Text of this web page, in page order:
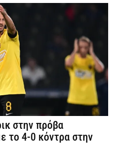
στην πρόβα
το 4-0 κόντρα στην